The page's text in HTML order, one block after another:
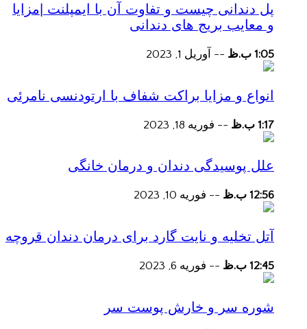
پل دندانی چیست و تفاوت آن با ایمپلنت |مزایا
و معایب بریج های دندانی
1:05 ب.ظ -- آوریل 1, 2023
انواع و مزایا براکت شفاف با ارتودنسی نامرئی
1:17 ب.ظ -- فوریه 18, 2023
علل پوسیدگی دندان و درمان خانگی
12:56 ب.ظ -- فوریه 10, 2023
آتل تخلیه و نایت گارد برای درمان دندان قروچه
12:45 ب.ظ -- فوریه 6, 2023
شوره سر و خارش پوست سر